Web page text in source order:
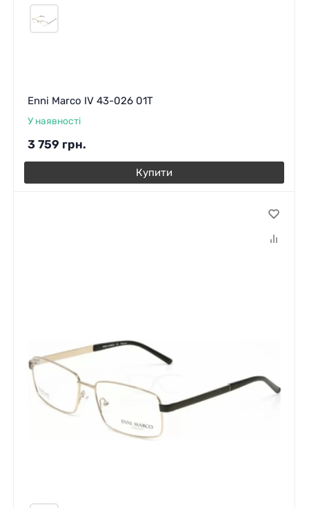
Enni Marco IV 43-026 01T
У наявності
3 759 грн.
Купити